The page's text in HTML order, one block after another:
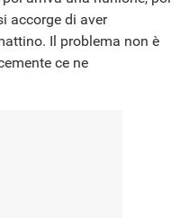
accorge di aver
Il problema non è
ce ne